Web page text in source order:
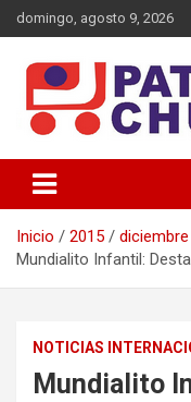
Saltar
al
domingo, agosto 9, 2026
Patines y
Inicio 2015 diciembre
Mundialito Infantil:
NOTICIAS
Mundialito